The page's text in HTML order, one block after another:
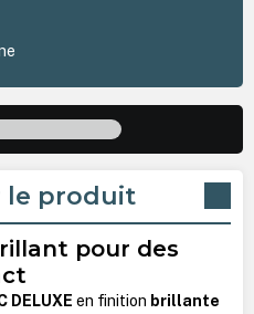
le produit
pour des
DELUXE en finition brillante